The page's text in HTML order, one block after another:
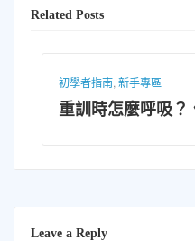
Related Posts
初學者指南,新手專區
重訓時怎麼呼吸？
Leave a Reply